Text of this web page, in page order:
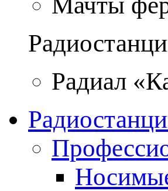
Радиал